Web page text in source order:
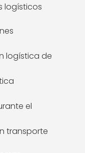
logísticos
logística de
el
transporte